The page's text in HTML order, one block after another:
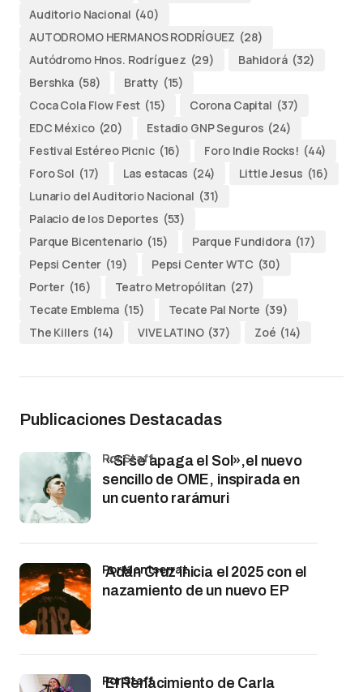
Auditorio Nacional (40)
AUTODROMO HERMANOS RODRÍGUEZ (28)
Autódromo Hnos. Rodríguez (29) Bahidorá (32)
Bershka (58) Bratty (15)
Coca Cola Flow Fest (15) Corona Capital (37)
EDC México (20) Estadio GNP Seguros (24)
Festival Estéreo Picnic (16) Foro Indie Rocks! (44)
Foro Sol (17) Las estacas (24) Little Jesus (16)
Lunario del Auditorio Nacional (31)
Palacio de los Deportes (53)
Parque Bicentenario (15) Parque Fundidora (17)
Pepsi Center (19) Pepsi Center WTC (30)
Porter (16) Teatro Metropólitan (27)
Tecate Emblema (15) Tecate Pal Norte (39)
The Killers (14) VIVE LATINO (37) Zoé (14)
Publicaciones Destacadas
«Si se apaga el Sol»,el nuevo
sencillo de OME, inspirada en
un cuento rarámuri
por Staff
Adán Cruz inicia el 2025 con el
nazamiento de un nuevo EP
por Montserrat
El Renacimiento de Carla
por Staff